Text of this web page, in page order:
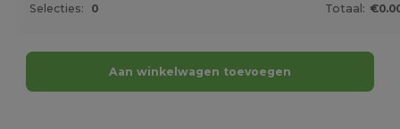
Selecties: 0 Totaal:
Aan winkelwagen toevoegen